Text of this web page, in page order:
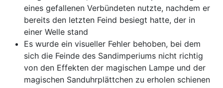
eines gefallenen Verbündeten nutzte, nachdem er
bereits den letzten Feind besiegt hatte, der in
einer Welle stand
Es wurde ein visueller Fehler behoben, bei dem
sich die Feinde des Sandimperiums nicht richtig
von den Effekten der magischen Lampe und der
magischen Sanduhrplättchen zu erholen schienen